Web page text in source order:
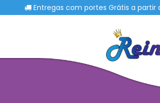
Entregas com portes Grátis a partir de 125€